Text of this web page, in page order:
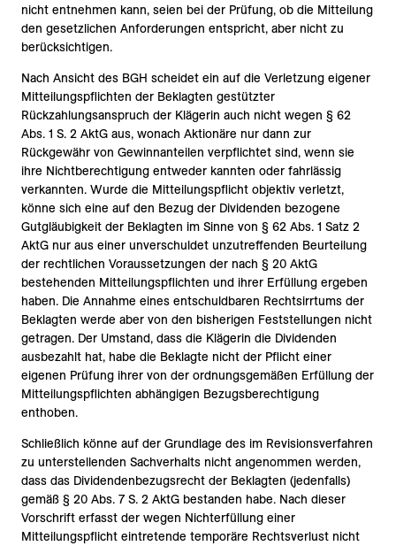
nicht entnehmen kann, seien bei der Prüfung, ob die Mitteilung
den gesetzlichen Anforderungen entspricht, aber nicht zu
berücksichtigen.
Nach Ansicht des BGH scheidet ein auf die Verletzung eigener
Mitteilungspflichten der Beklagten gestützter
Rückzahlungsanspruch der Klägerin auch nicht wegen § 62
Abs. 1 S. 2 AktG aus, wonach Aktionäre nur dann zur
Rückgewähr von Gewinnanteilen verpflichtet sind, wenn sie
ihre Nichtberechtigung entweder kannten oder fahrlässig
verkannten. Wurde die Mitteilungspflicht objektiv verletzt,
könne sich eine auf den Bezug der Dividenden bezogene
Gutgläubigkeit der Beklagten im Sinne von § 62 Abs. 1 Satz 2
AktG nur aus einer unverschuldet unzutreffenden Beurteilung
der rechtlichen Voraussetzungen der nach § 20 AktG
bestehenden Mitteilungspflichten und ihrer Erfüllung ergeben
haben. Die Annahme eines entschuldbaren Rechtsirrtums der
Beklagten werde aber von den bisherigen Feststellungen nicht
getragen. Der Umstand, dass die Klägerin die Dividenden
ausbezahlt hat, habe die Beklagte nicht der Pflicht einer
eigenen Prüfung ihrer von der ordnungsgemäßen Erfüllung der
Mitteilungspflichten abhängigen Bezugsberechtigung
enthoben.
Schließlich könne auf der Grundlage des im Revisionsverfahren
zu unterstellenden Sachverhalts nicht angenommen werden,
dass das Dividendenbezugsrecht der Beklagten (jedenfalls)
gemäß § 20 Abs. 7 S. 2 AktG bestanden habe. Nach dieser
Vorschrift erfasst der wegen Nichterfüllung einer
Mitteilungspflicht eintretende temporäre Rechtsverlust nicht